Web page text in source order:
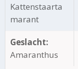
Kattenstaarta
marant
Geslacht:
Amaranthus